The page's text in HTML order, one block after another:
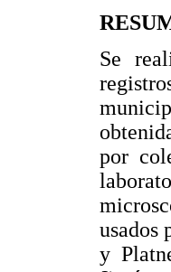
Se
por
usados
y